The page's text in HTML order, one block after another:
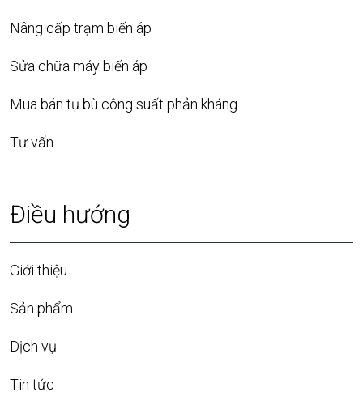
Nâng cấp trạm biến áp
Sửa chữa máy biến áp
Mua bán tụ bù công suất phản kháng
Tư vấn
Điều hướng
Giới thiệu
Sản phẩm
Dịch vụ
Tin tức